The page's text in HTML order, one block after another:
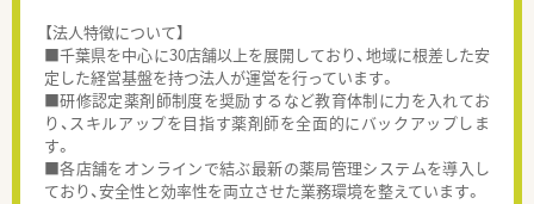
【法人特徴について】
■千葉県を中心に30店舗以上を展開しており、地域に根差した安
定した経営基盤を持つ法人が運営を行っています。
■研修認定薬剤師制度を奨励するなど教育体制に力を入れてお
り、スキルアップを目指す薬剤師を全面的にバックアップしま
す。
■各店舗をオンラインで結ぶ最新の薬局管理システムを導入し
ており、安全性と効率性を両立させた業務環境を整えています。